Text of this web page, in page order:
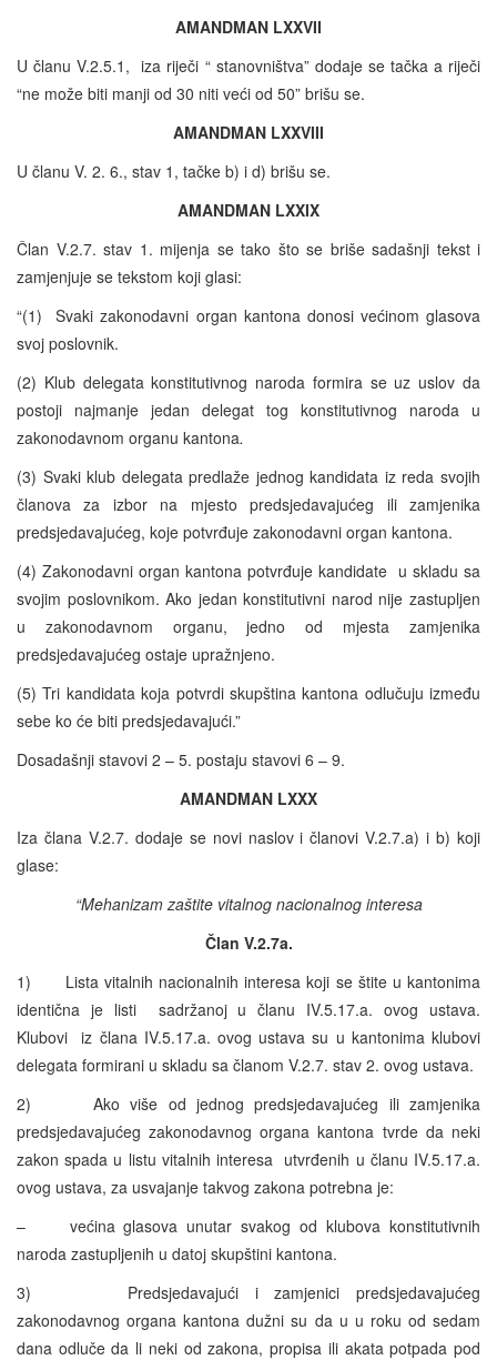
AMANDMAN LXXVII
U članu V.2.5.1, iza riječi “ stanovništva” dodaje se tačka a riječi
“ne može biti manji od 30 niti veći od 50” brišu se.
AMANDMAN LXXVIII
U članu V. 2. 6., stav 1, tačke b) i d) brišu se.
AMANDMAN LXXIX
Član V.2.7. stav 1. mijenja se tako što se briše sadašnji tekst i
zamjenjuje se tekstom koji glasi:
“(1) Svaki zakonodavni organ kantona donosi većinom glasova
svoj poslovnik.
(2) Klub delegata konstitutivnog naroda formira se uz uslov da
postoji najmanje jedan delegat tog konstitutivnog naroda u
zakonodavnom organu kantona.
(3) Svaki klub delegata predlaže jednog kandidata iz reda svojih
članova za izbor na mjesto predsjedavajućeg ili zamjenika
predsjedavajućeg, koje potvrđuje zakonodavni organ kantona.
(4) Zakonodavni organ kantona potvrđuje kandidate u skladu sa
svojim poslovnikom. Ako jedan konstitutivni narod nije zastupljen
u zakonodavnom organu, jedno od mjesta zamjenika
predsjedavajućeg ostaje upražnjeno.
(5) Tri kandidata koja potvrdi skupština kantona odlučuju između
sebe ko će biti predsjedavajući.”
Dosadašnji stavovi 2 – 5. postaju stavovi 6 – 9.
AMANDMAN LXXX
Iza člana V.2.7. dodaje se novi naslov i članovi V.2.7.a) i b) koji
glase:
“Mehanizam zaštite vitalnog nacionalnog interesa
Član V.2.7a.
1) Lista vitalnih nacionalnih interesa koji se štite u kantonima
identična je listi sadržanoj u članu IV.5.17.a. ovog ustava.
Klubovi iz člana IV.5.17.a. ovog ustava su u kantonima klubovi
delegata formirani u skladu sa članom V.2.7. stav 2. ovog ustava.
2) Ako više od jednog predsjedavajućeg ili zamjenika
predsjedavajućeg zakonodavnog organa kantona tvrde da neki
zakon spada u listu vitalnih interesa utvrđenih u članu IV.5.17.a.
ovog ustava, za usvajanje takvog zakona potrebna je:
– većina glasova unutar svakog od klubova konstitutivnih
naroda zastupljenih u datoj skupštini kantona.
3) Predsjedavajući i zamjenici predsjedavajućeg
zakonodavnog organa kantona dužni su da u u roku od sedam
dana odluče da li neki od zakona, propisa ili akata potpada pod